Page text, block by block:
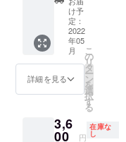
で、風
通しの
良い所
置いて
いただ
けれ
ば、1ヶ
は大丈
夫で
す。 発
送方法
は運送
業者さ
んにお
願いし
ます。
ト締め
切り
発送方
法は運
送業者
さんに
お願い
しま
す。 発
送はプ
ロジェ
め切り
後、随
け予
定：
2022
年05
月
詳細を見る
こ
の
リ
タ
ー
ン
を
選
択
す
る
3,6
00 円
在庫な
し